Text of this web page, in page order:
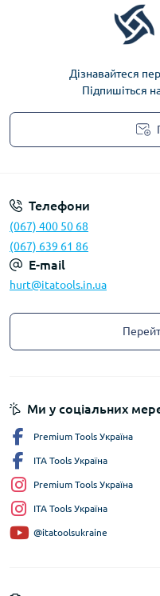
Дізнавайтеся
Підпишіться
Телефони
(067) 400 50 68
(067) 639 61 86
E-mail
hurt@itatools.in.ua
Ми у соціальних
Premium Tools Україна
ITA Tools Україна
Premium Tools Україна
ITA Tools Україна
@itatoolsukraine